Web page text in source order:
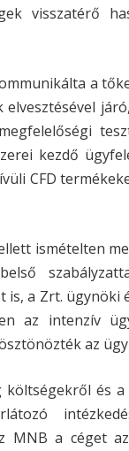
visszatérő
a
kezdő
CFD
ismételten
a Zrt. ügynöki
az intenzív
az
és
MNB a céget